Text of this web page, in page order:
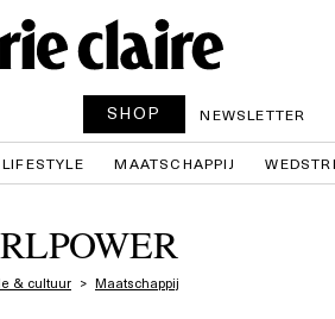
SHOP NEWSLETTER
LIFESTYLE MAATSCHAPPIJ
& cultuur Maatschappij